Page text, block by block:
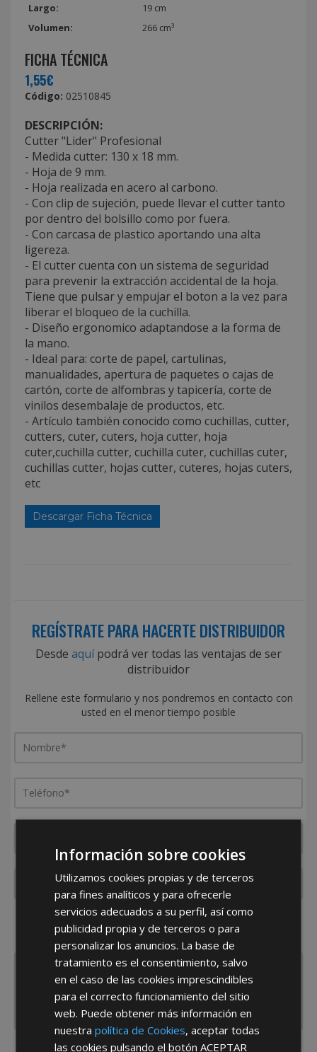
Largo:
19 cm
Volumen:
266 cm³
FICHA TÉCNICA
1,55€
Código: 02510845
DESCRIPCIÓN:
Cutter "Lider" Profesional
- Medida cutter: 130 x 18 mm.
- Hoja de 9 mm.
- Hoja realizada en acero al carbono.
- Con clip de sujeción, puede llevar el cutter tanto
por dentro del bolsillo como por fuera.
- Con carcasa de plastico aportando una alta
ligereza.
- El cutter cuenta con un sistema de seguridad
para prevenir la extracción accidental de la hoja.
Tiene que pulsar y empujar el boton a la vez para
liberar el bloqueo de la cuchilla.
- Diseño ergonomico adaptandose a la forma de
la mano.
- Ideal para: corte de papel, cartulinas,
manualidades, apertura de paquetes o cajas de
cartón, corte de alfombras y tapicería, corte de
vinilos desembalaje de productos, etc.
- Artículo también conocido como cuchillas, cutter,
cutters, cuter, cuters, hoja cutter, hoja
cuter,cuchilla cutter, cuchilla cuter, cuchillas cuter,
cuchillas cutter, hojas cutter, cuteres, hojas cuters,
etc
Descargar Ficha Técnica
REGÍSTRATE PARA HACERTE DISTRIBUIDOR
Desde aquípodrá ver todas las ventajas de ser
distribuidor
Rellene este formulario y nos pondremos en contacto con
usted en el menor tiempo posible
¿De dónde es la empresa?
España
Portugal Otros
Información sobre cookies
Utilizamos cookies propias y de terceros
para fines analíticos y para ofrecerle
servicios adecuados a su perfil, así como
publicidad propia y de terceros o para
personalizar los anuncios. La base de
tratamiento es el consentimiento, salvo
en el caso de las cookies imprescindibles
para el correcto funcionamiento del sitio
web. Puede obtener más información en
nuestrapolítica de Cookies, aceptar todas
las cookies pulsando el botónACEPTAR